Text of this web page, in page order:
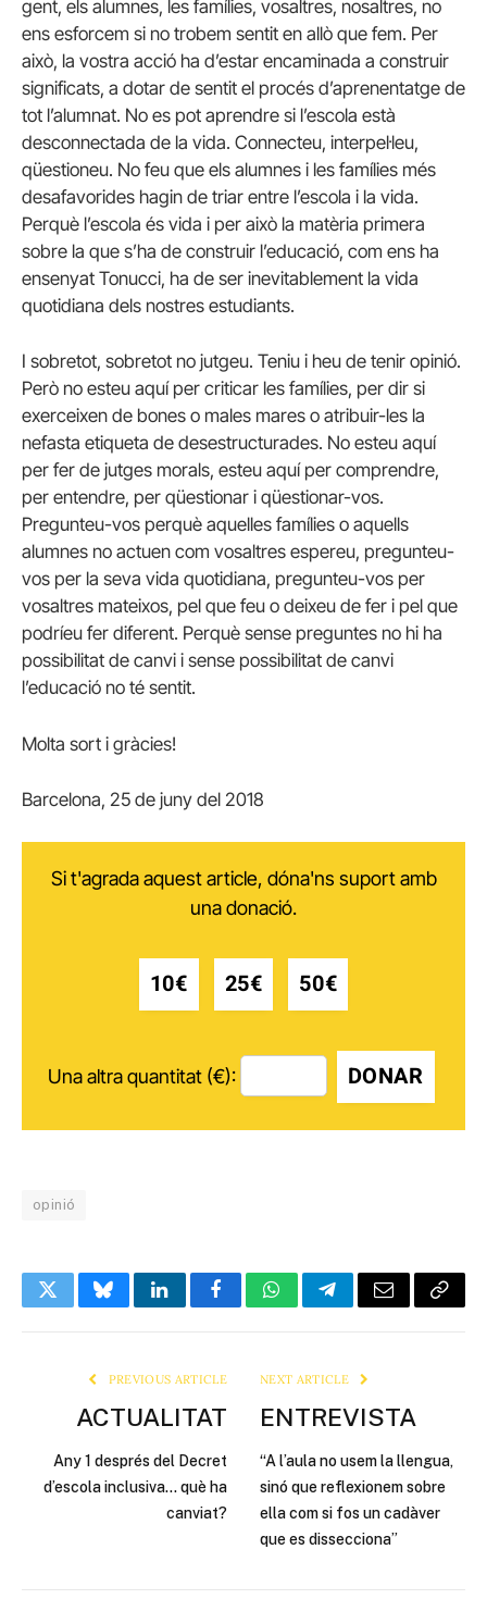
gent, els alumnes, les famílies, vosaltres, nosaltres, no
ens esforcem si no trobem sentit en allò que fem. Per
això, la vostra acció ha d’estar encaminada a construir
significats, a dotar de sentit el procés d’aprenentatge de
tot l’alumnat. No es pot aprendre si l’escola està
desconnectada de la vida. Connecteu, interpel·leu,
qüestioneu. No feu que els alumnes i les famílies més
desafavorides hagin de triar entre l’escola i la vida.
Perquè l’escola és vida i per això la matèria primera
sobre la que s’ha de construir l’educació, com ens ha
ensenyat Tonucci, ha de ser inevitablement la vida
quotidiana dels nostres estudiants.
I sobretot, sobretot no jutgeu. Teniu i heu de tenir opinió.
Però no esteu aquí per criticar les famílies, per dir si
exerceixen de bones o males mares o atribuir-les la
nefasta etiqueta de desestructurades. No esteu aquí
per fer de jutges morals, esteu aquí per comprendre,
per entendre, per qüestionar i qüestionar-vos.
Pregunteu-vos perquè aquelles famílies o aquells
alumnes no actuen com vosaltres espereu, pregunteu-
vos per la seva vida quotidiana, pregunteu-vos per
vosaltres mateixos, pel que feu o deixeu de fer i pel que
podríeu fer diferent. Perquè sense preguntes no hi ha
possibilitat de canvi i sense possibilitat de canvi
l’educació no té sentit.
Molta sort i gràcies!
Barcelona, 25 de juny del 2018
Si t'agrada aquest article, dóna'ns suport amb
una donació.
10€ 25€ 50€
Una altra quantitat (€): DONAR
opinió
TwitterBlueskyLinkedInFacebookWhatsAppTelegramEmail Copy
PREVIOUS ARTICLE
ACTUALITAT
Any 1 després del Decret
d’escola inclusiva… què ha
canviat?
NEXT ARTICLE
ENTREVISTA
“A l’aula no usem la llengua,
sinó que reflexionem sobre
ella com si fos un cadàver
que es dissecciona”